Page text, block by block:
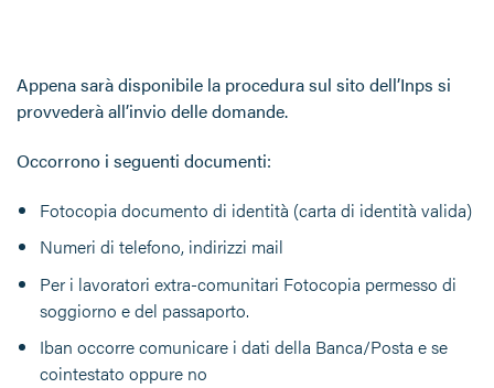
Appena sarà disponibile la procedura sul sito dell’Inps si
provvederà all’invio delle domande.
Occorrono i seguenti documenti:
Fotocopia documento di identità (carta di identità valida)
Numeri di telefono, indirizzi mail
Per i lavoratori extra-comunitari Fotocopia permesso di
soggiorno e del passaporto.
Iban occorre comunicare i dati della Banca/Posta e se
cointestato oppure no